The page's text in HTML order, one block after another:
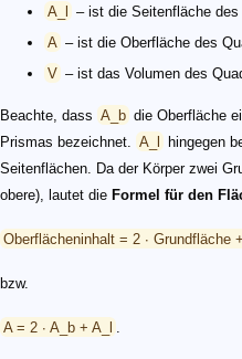
A_l
– ist die Seitenfläche des
A – ist die Oberfläche des
V – ist das Volumen des
Beachte, dass A_b die Oberfläche
Prismas bezeichnet.
A_l
hingegen
Seitenflächen. Da der Körper zwei
obere), lautet die Formel für den
Oberflächeninhalt = 2 ∙ Grundfläche
bzw.
A = 2 ∙ A_b + A_l